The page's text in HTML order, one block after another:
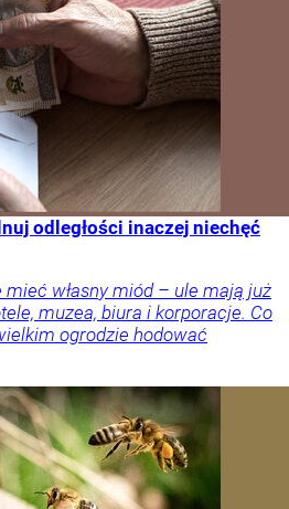
odległości inaczej niechęć
własny miód – ule mają już
muzea, biura i korporacje. Co
ogrodzie hodować